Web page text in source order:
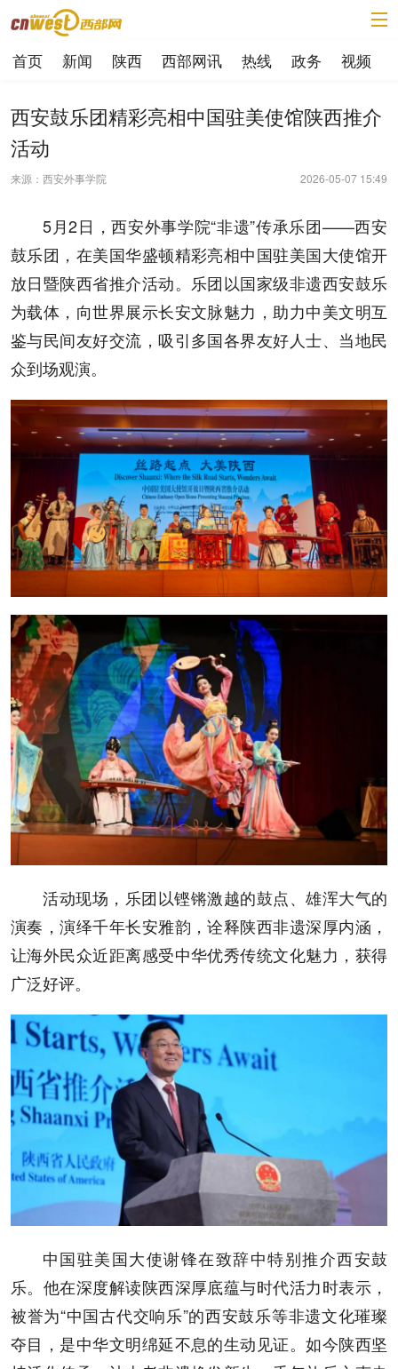
首页 新闻 陕西 西部网讯 热线 政务 视频
西安鼓乐团精彩亮相中国驻美使馆陕西推介
活动
来源：西安外事学院 2026-05-07 15:49
5月2日，西安外事学院“非遗”传承乐团——西安
鼓乐团，在美国华盛顿精彩亮相中国驻美国大使馆开
放日暨陕西省推介活动。乐团以国家级非遗西安鼓乐
为载体，向世界展示长安文脉魅力，助力中美文明互
鉴与民间友好交流，吸引多国各界友好人士、当地民
众到场观演。
活动现场，乐团以铿锵激越的鼓点、雄浑大气的
演奏，演绎千年长安雅韵，诠释陕西非遗深厚内涵，
让海外民众近距离感受中华优秀传统文化魅力，获得
广泛好评。
中国驻美国大使谢锋在致辞中特别推介西安鼓
乐。他在深度解读陕西深厚底蕴与时代活力时表示，
被誉为“中国古代交响乐”的西安鼓乐等非遗文化璀璨
夺目，是中华文明绵延不息的生动见证。如今陕西坚